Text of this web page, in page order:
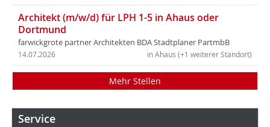
Architekt (m/w/d) für LPH 1-5 in Ahaus oder
Dortmund
farwickgrote partner Architekten BDA Stadtplaner PartmbB
in Ahaus (+1 weiterer Standort)
14.07.2026
Mehr Stellen
Service